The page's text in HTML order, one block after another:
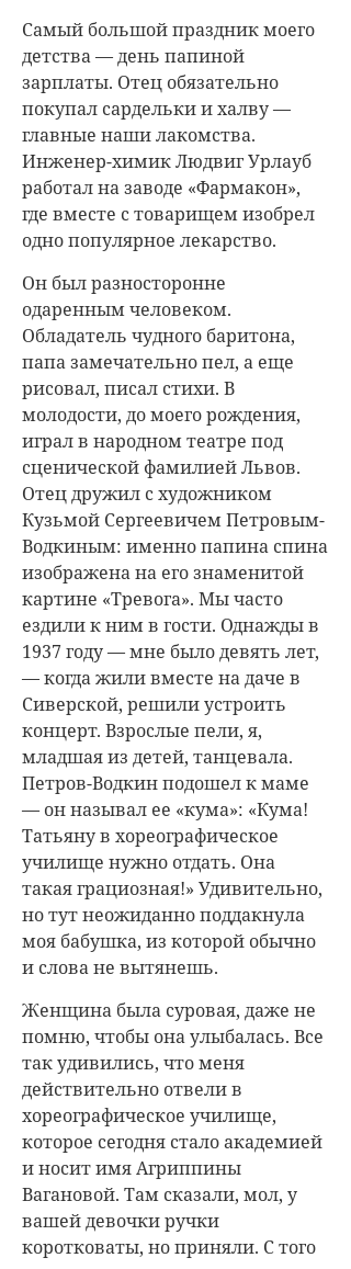
Самый большой праздник моего
детства — день папиной
зарплаты. Отец обязательно
покупал сардельки и халву —
главные наши лакомства.
Инженер-химик Людвиг Урлауб
работал на заводе «Фармакон»,
где вместе с товарищем изобрел
одно популярное лекарство.
Он был разносторонне
одаренным человеком.
Обладатель чудного баритона,
папа замечательно пел, а еще
рисовал, писал стихи. В
молодости, до моего рождения,
играл в народном театре под
сценической фамилией Львов.
Отец дружил с художником
Кузьмой Сергеевичем Петровым-
Водкиным: именно папина спина
изображена на его знаменитой
картине «Тревога». Мы часто
ездили к ним в гости. Однажды в
1937 году — мне было девять лет,
— когда жили вместе на даче в
Сиверской, решили устроить
концерт. Взрослые пели, я,
младшая из детей, танцевала.
Петров-Водкин подошел к маме
— он называл ее «кума»: «Кума!
Татьяну в хореографическое
училище нужно отдать. Она
такая грациозная!» Удивительно,
но тут неожиданно поддакнула
моя бабушка, из которой обычно
и слова не вытянешь.
Женщина была суровая, даже не
помню, чтобы она улыбалась. Все
так удивились, что меня
действительно отвели в
хореографическое училище,
которое сегодня стало академией
и носит имя Агриппины
Вагановой. Там сказали, мол, у
вашей девочки ручки
коротковаты, но приняли. С того